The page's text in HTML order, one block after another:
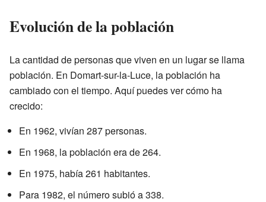
Evolución de la población
La cantidad de personas que viven en un lugar se llama
población. En Domart-sur-la-Luce, la población ha
cambiado con el tiempo. Aquí puedes ver cómo ha
crecido:
En 1962, vivían 287 personas.
En 1968, la población era de 264.
En 1975, había 261 habitantes.
Para 1982, el número subió a 338.